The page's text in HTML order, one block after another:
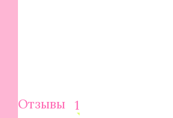
Отзывы 1